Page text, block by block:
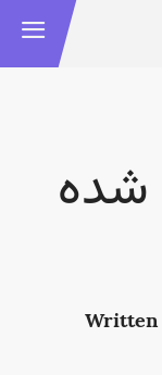
شده
Written